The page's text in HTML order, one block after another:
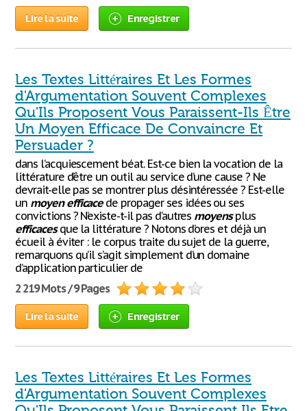
Lire la suite Enregistrer
Les Textes Littéraires Et Les Formes
d'Argumentation Souvent Complexes
Qu'Ils Proposent Vous Paraissent-Ils Être
Un Moyen Efficace De Convaincre Et
Persuader ?
dans l’acquiescement béat. Est-ce bien la vocation de la
littérature d’être un outil au service d’une cause ? Ne
devrait-elle pas se montrer plus désintéressée ? Est-elle
un moyen efficacede propager ses idées ou ses
convictions ? N’existe-t-il pas d’autres moyensplus
efficacesque la littérature ? Notons d’ores et déjà un
écueil à éviter : le corpus traite du sujet de la guerre,
remarquons qu’il s’agit simplement d’un domaine
d’application particulier de
2 219 Mots / 9 Pages
Lire la suite Enregistrer
Les Textes Littéraires Et Les Formes
d'Argumentation Souvent Complexes